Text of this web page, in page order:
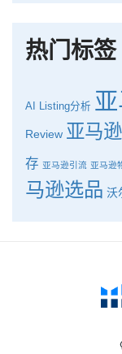
热门标签
AI Listing分析
Review 亚马
存 亚马逊引流 亚马逊
马逊选品 沃